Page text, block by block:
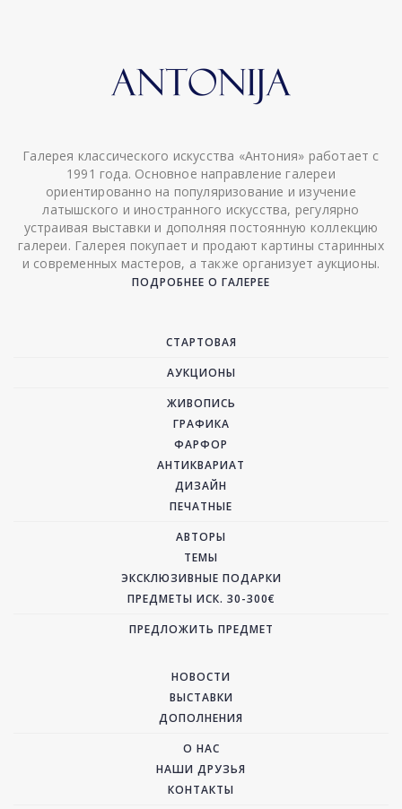
Галерея классического искусства «Антония» работает с
1991 года. Основное направление галереи
ориентированно на популяризование и изучение
латышского и иностранного искусства, регулярно
устраивая выставки и дополняя постоянную коллекцию
галереи. Галерея покупает и продают картины старинных
и современных мастеров, а также организует аукционы.
ПОДРОБНЕЕ О ГАЛЕРЕЕ
СТАРТОВАЯ
АУКЦИОНЫ
ЖИВОПИСЬ
ГРАФИКА
ФАРФОР
АНТИКВАРИАТ
ДИЗАЙН
ПЕЧАТНЫЕ
АВТОРЫ
ТЕМЫ
ЭКСКЛЮЗИВНЫЕ ПОДАРКИ
ПРЕДМЕТЫ ИСК. 30-300€
ПРЕДЛОЖИТЬ ПРЕДМЕТ
НОВОСТИ
ВЫСТАВКИ
ДОПОЛНЕНИЯ
О НАС
НАШИ ДРУЗЬЯ
КОНТАКТЫ